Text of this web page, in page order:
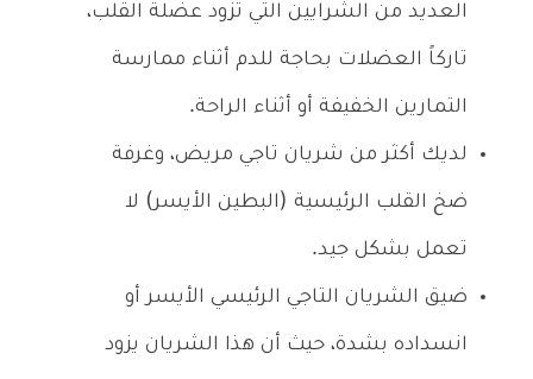
العديد من الشرايين التي تزود عضلة القلب،
تاركاً العضلات بحاجة للدم أثناء ممارسة
التمارين الخفيفة أو أثناء الراحة.
لديك أكثر من شريان تاجي مريض، وغرفة
ضخ القلب الرئيسية (البطين الأيسر) لا
تعمل بشكل جيد.
ضيق الشريان التاجي الرئيسي الأيسر أو
انسداده بشدة، حيث أن هذا الشريان يزود